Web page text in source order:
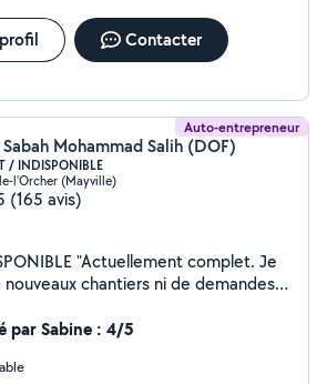
Contacter
Auto-entrepreneur
Mohammad Salih (DOF)
/ INDISPONIBLE
l'Orcher (Mayville)
(165 avis)
"Actuellement complet. Je
chantiers ni de demandes
par Sabine : 4/5